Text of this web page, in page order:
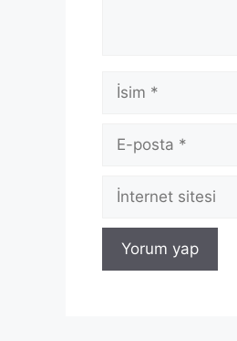
İsim
posta
İnternet
sitesi